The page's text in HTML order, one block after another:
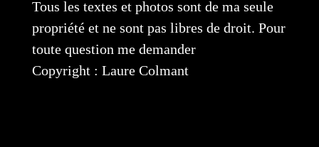
Tous les textes et photos sont de ma seule
propriété et ne sont pas libres de droit. Pour
toute question me demander
Copyright : Laure Colmant